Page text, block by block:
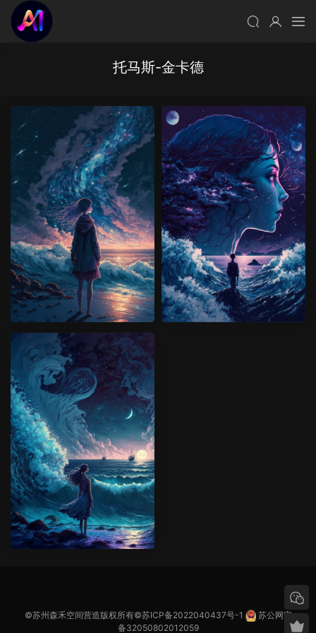
托马斯-金卡德
©苏州森禾空间营造版权所有©苏ICP备2022040437号-1
苏公网安
备32050802012059